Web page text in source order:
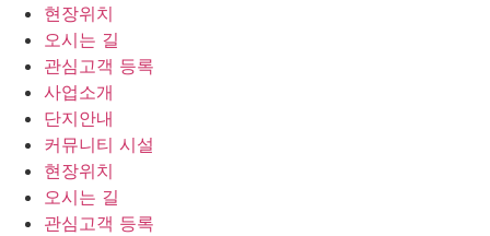
현장위치
오시는 길
관심고객 등록
사업소개
단지안내
커뮤니티 시설
현장위치
오시는 길
관심고객 등록